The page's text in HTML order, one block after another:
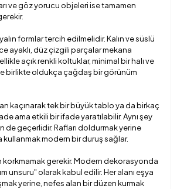
ve göz yorucu objeleri ise tamamen
formlar tercih edilmelidir. Kalın ve süslü
ayaklı, düz çizgili parçalar mekana
açık renkli koltuklar, minimal bir halı ve
birlikte oldukça çağdaş bir görünüm
kaçınarak tek bir büyük tablo ya da birkaç
ama etkili bir ifade yaratılabilir. Aynı şey
de geçerlidir. Rafları doldurmak yerine
kullanmak modern bir duruş sağlar.
korkmamak gerekir. Modern dekorasyonda
unsuru" olarak kabul edilir. Her alanı eşya
yerine, nefes alan bir düzen kurmak